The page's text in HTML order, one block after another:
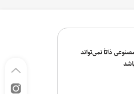
ذاتاً نمی‌تواند